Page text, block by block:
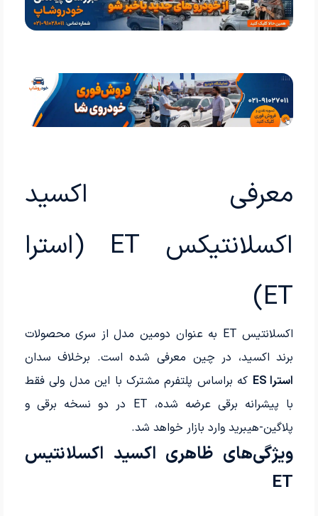
معرفی اکسید
اکسلانتیکس ET (استرا
ET)
اکسلانتیس ET به عنوان دومین مدل از سری محصولات
برند اکسید، در چین معرفی شده است. برخلاف سدان
استرا ES
که براساس پلتفرم مشترک با این مدل ولی فقط
با پیشرانه برقی عرضه شده، ET در دو نسخه برقی و
پلاگین-هیبرید وارد بازار خواهد شد.
ویژگی‌های ظاهری اکسید اکسلانتیس
ET